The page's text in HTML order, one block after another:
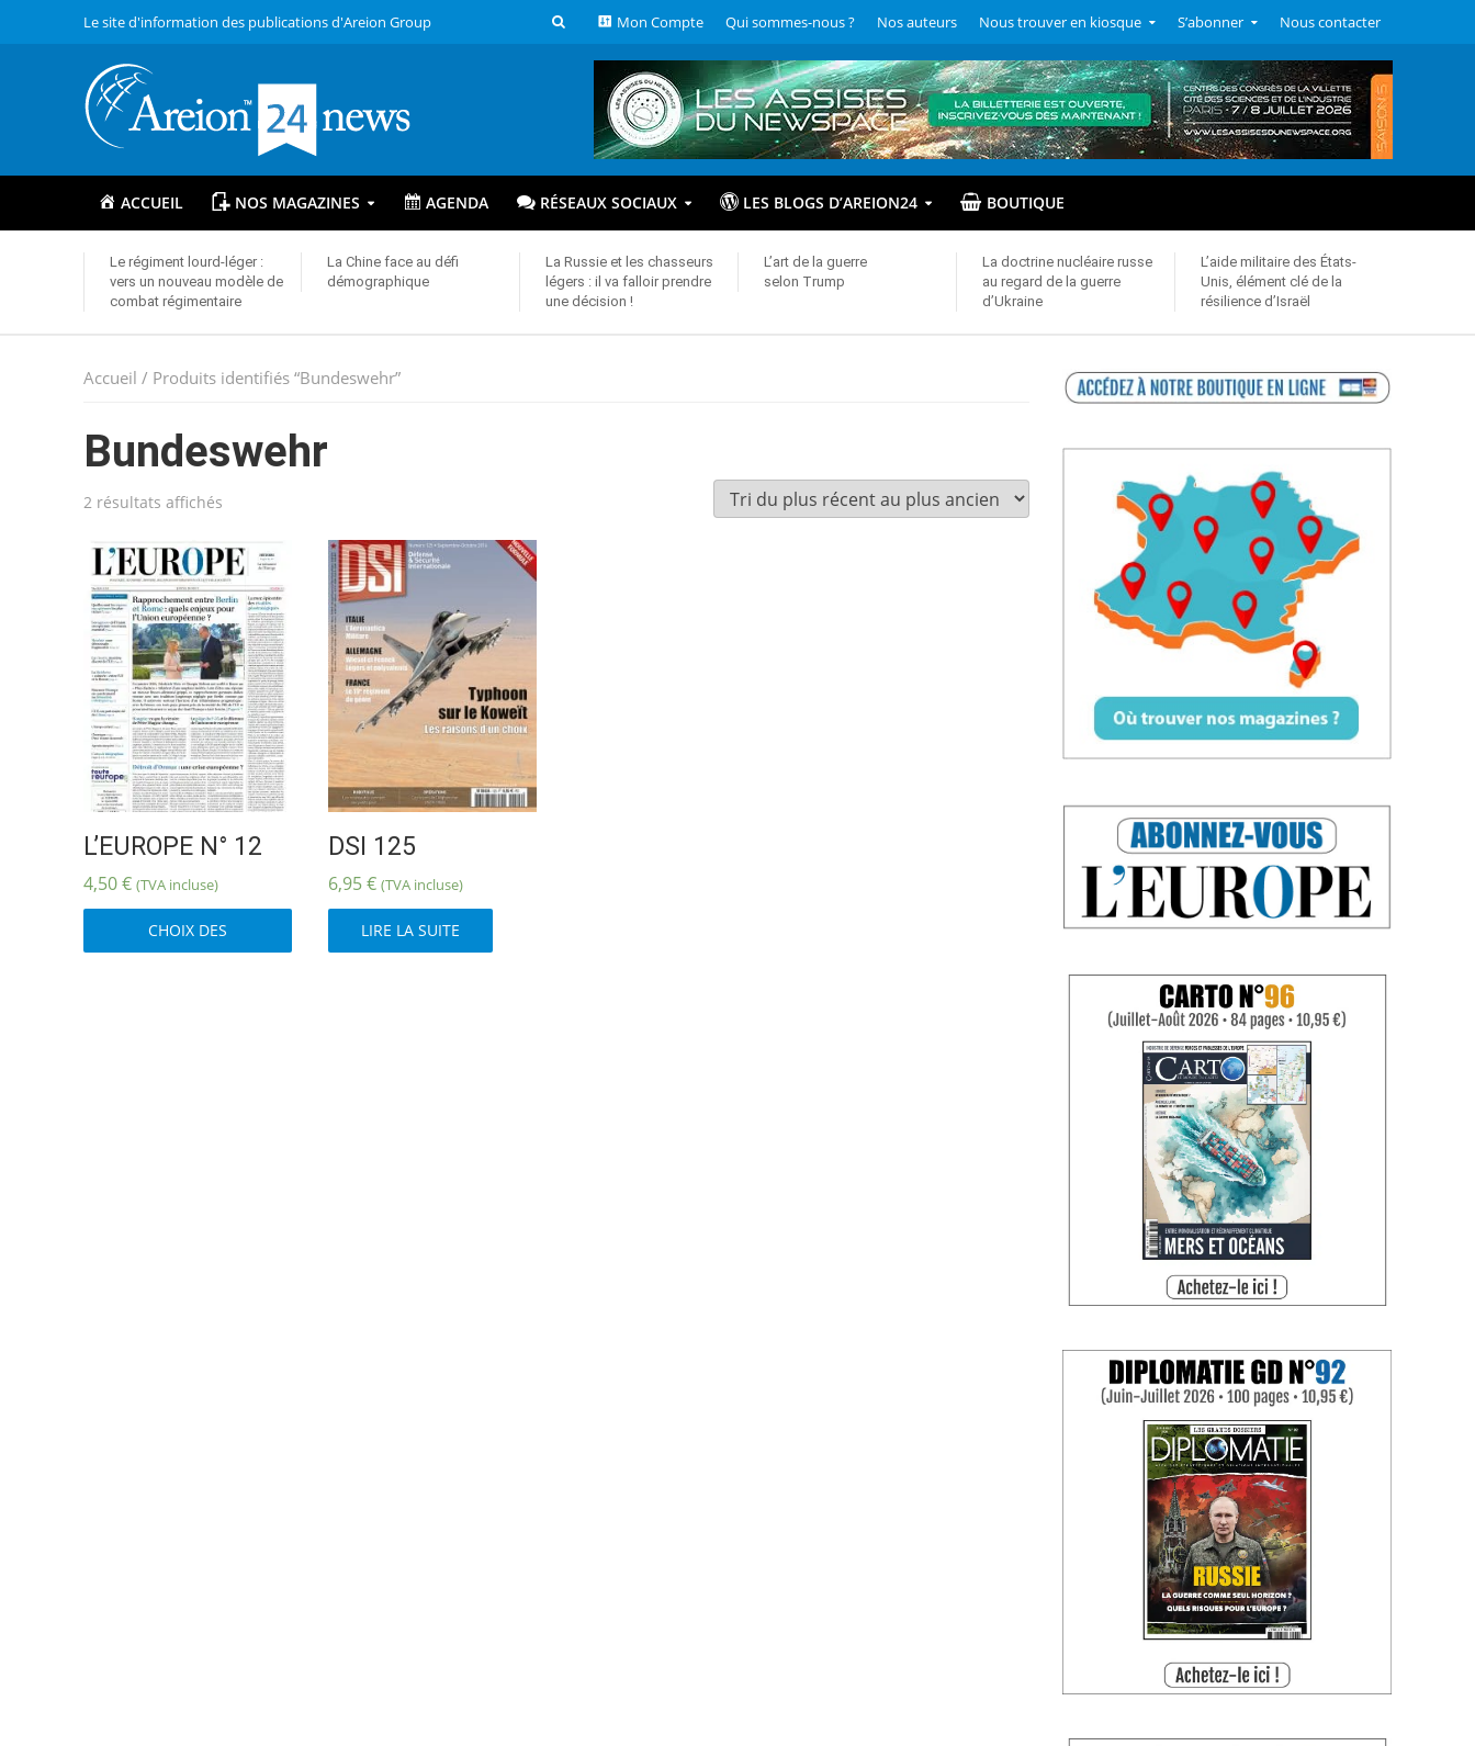
Le site d'information des publications d'Areion Group Mon Compte Qui sommes-nous ? Nos auteurs Nous trouver en kiosque S’abonner Nous contacter
ACCUEIL NOS MAGAZINES AGENDA RÉSEAUX SOCIAUX LES BLOGS D’AREION24 BOUTIQUE
Le régiment lourd-léger :
vers un nouveau modèle de
combat régimentaire
La Chine face au défi
démographique
La Russie et les chasseurs
légers : il va falloir prendre
une décision !
L’art de la guerre
selon Trump
La doctrine nucléaire russe
au regard de la guerre
d’Ukraine
L’aide militaire des États-
Unis, élément clé de la
résilience d’Israël
Accueil / Produits identifiés “Bundeswehr”
Bundeswehr
2 résultats affichésTrié
plus
récent
au
plus
ancien
L’EUROPE N° 12
4,50€ (TVA incluse)
CHOIX DES
Ce
DSI 125
6,95€ (TVA incluse)
LIRE LA SUITE